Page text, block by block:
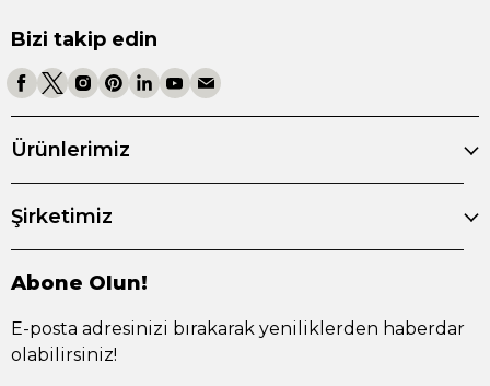
Bizi takip edin
Ürünlerimiz
Şirketimiz
Abone Olun!
E-posta adresinizi bırakarak yeniliklerden haberdar
olabilirsiniz!